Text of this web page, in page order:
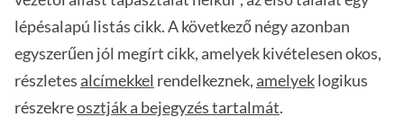
lépésalapú listás cikk. A következő négy azonban
egyszerűen jól megírt cikk, amelyek kivételesen okos,
részletes alcímekkel rendelkeznek, amelyeklogikus
részekreosztják a bejegyzés tartalmát.